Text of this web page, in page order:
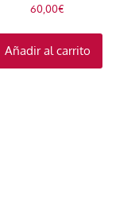
60,00€
Añadir al carrito